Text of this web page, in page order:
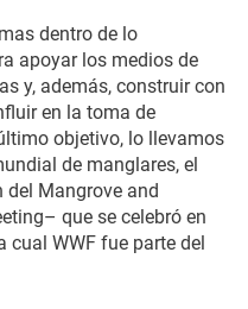
dentro de lo
apoyar los medios de
y, además, construir con
en la toma de
objetivo, lo llevamos
de manglares, el
Mangrove and
que se celebró en
cual WWF fue parte del